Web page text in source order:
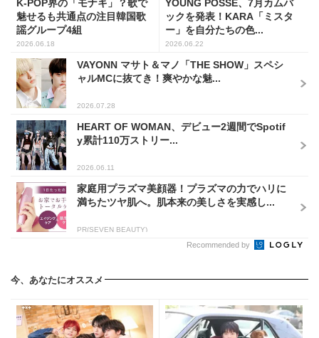
K-POP界の「モナキ」？歌で
魅せるも共通点の注目韓国歌
謡グループ4組
2026.06.18
YOUNG POSSE、7月カムバ
ックを発表！KARA「ミスタ
ー」を自分たちの色...
2026.06.22
VAYONN マサト＆マノ「THE SHOW」スペシ
ャルMCに抜てき！爽やかな魅...
2026.07.28
HEART OF WOMAN、デビュー2週間でSpotif
y累計110万ストリー...
2026.06.11
家庭用プラズマ美顔器！プラズマの力でハリに
満ちたツヤ肌へ。肌本来の美しさを実感し...
PR(SEVEN BEAUTY)
Recommended by
今、あなたにオススメ